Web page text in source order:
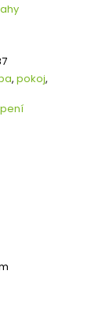
, pokoj,